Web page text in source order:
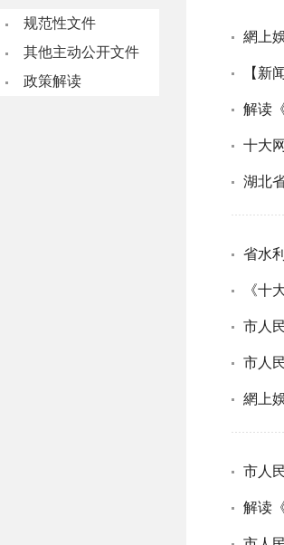
规范性文件
其他主动公开文件
政策解读
網上
【新
解读
湖北
《十
網上